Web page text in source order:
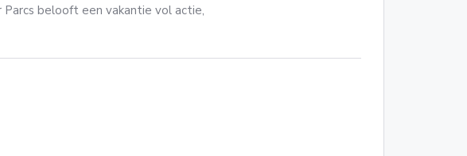
belooft een vakantie vol actie,